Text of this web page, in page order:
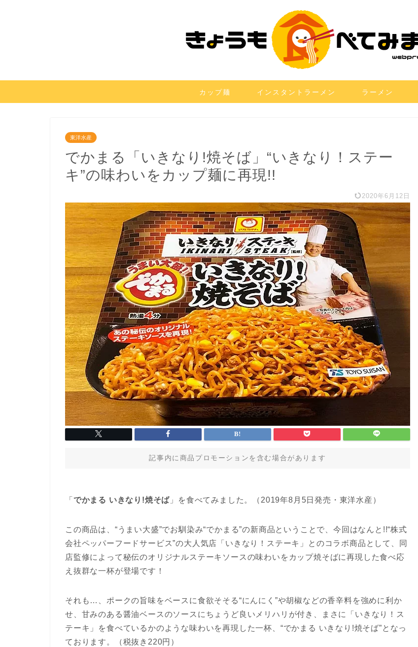
カップ麺 インスタントラーメン ラーメン
東洋水産
でかまる「いきなり!焼そば」“いきなり！ステー
キ”の味わいをカップ麺に再現!!
2020年6月12日
記事内に商品プロモーションを含む場合があります
「 でかまる いきなり!焼そば 」を食べてみました。（2019年8月5日発売・東洋水産）
この商品は、“うまい大盛”でお馴染み“でかまる”の新商品ということで、今回はなんと!!“株式
会社ペッパーフードサービス”の大人気店「いきなり！ステーキ」とのコラボ商品として、同
店監修によって秘伝のオリジナルステーキソースの味わいをカップ焼そばに再現した食べ応
え抜群な一杯が登場です！
それも…、ポークの旨味をベースに食欲そそる“にんにく”や胡椒などの香辛料を強めに利か
せ、甘みのある醤油ベースのソースにちょうど良いメリハリが付き、まさに「いきなり！ス
テーキ」を食べているかのような味わいを再現した一杯、“でかまる いきなり!焼そば”となっ
ております。（税抜き220円）